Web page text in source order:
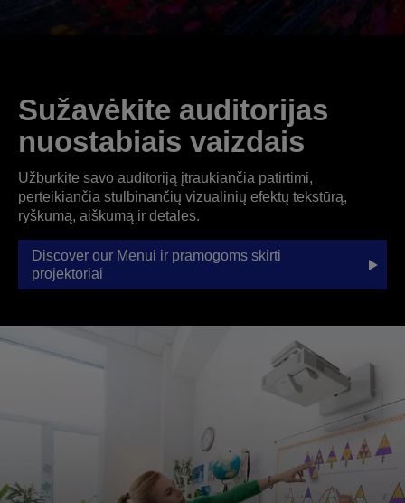
Sužavėkite auditorijas
nuostabiais vaizdais
Užburkite savo auditoriją įtraukiančia patirtimi,
perteikiančia stulbinančių vizualinių efektų tekstūrą,
ryškumą, aiškumą ir detales.
Discover our Menui ir pramogoms skirti
projektoriai